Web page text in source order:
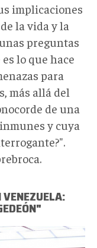
implicaciones
la vida y la
preguntas
lo que hace
para
más allá del
de una
y cuya